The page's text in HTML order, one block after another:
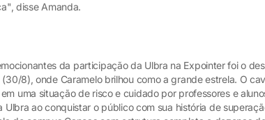
disse Amanda.
da participação da Ulbra na Expointer foi o
8), onde Caramelo brilhou como a grande estrela. O
uma situação de risco e cuidado por professores e
ao conquistar o público com sua história de